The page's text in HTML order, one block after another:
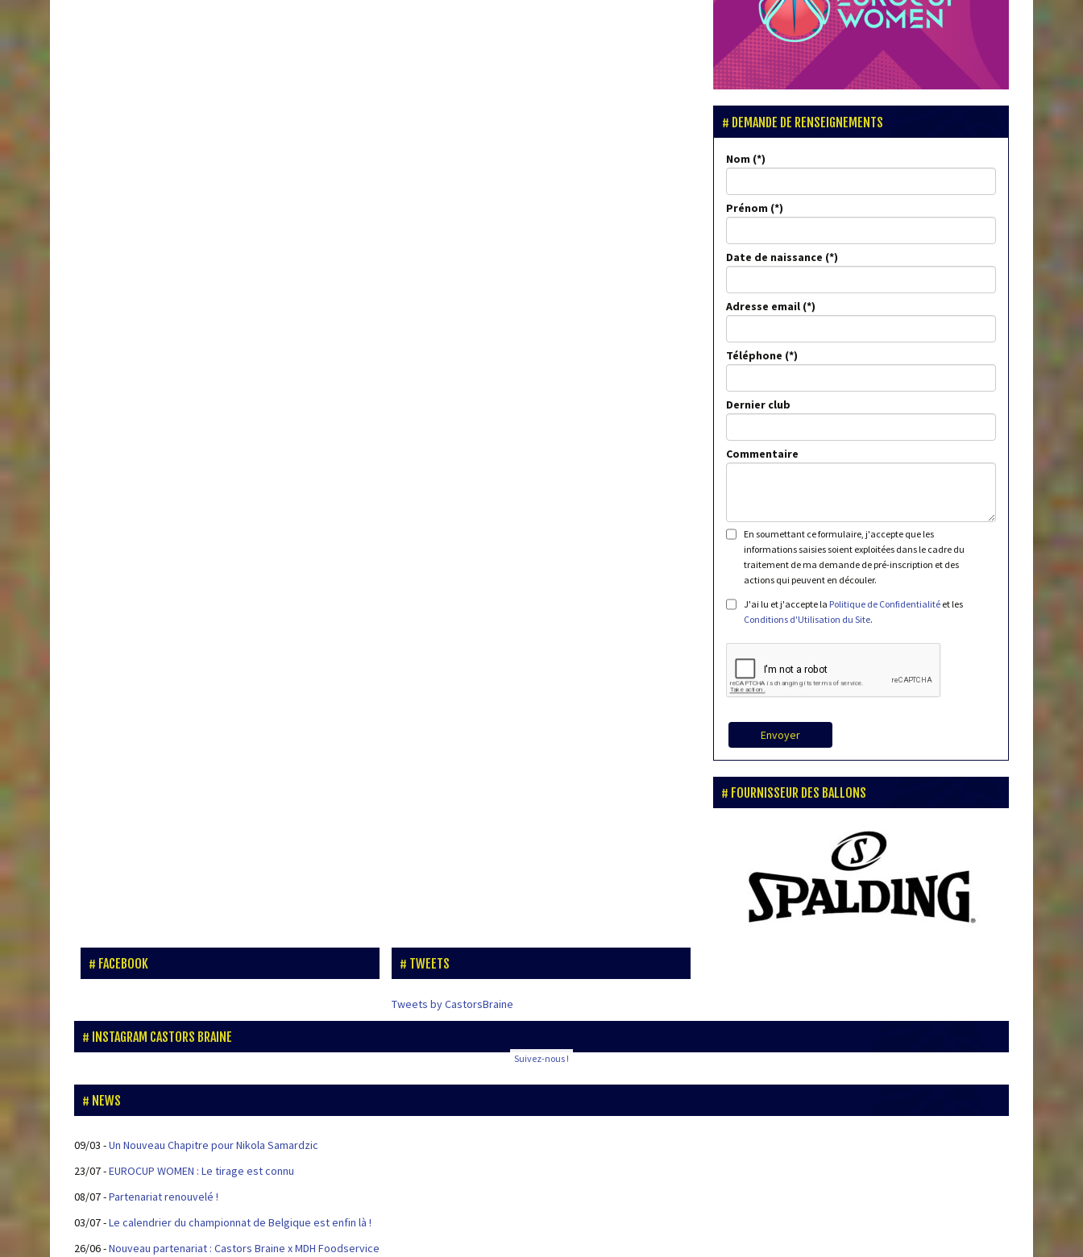
DEMANDE DE RENSEIGNEMENTS
Nom
Prénom
Date de naissance
Adresse email
Téléphone
Dernier club
Commentaire
En soumettant ce formulaire, j'accepte que les
informations saisies soient exploitées dans le cadre du
traitement de ma demande de pré-inscription et des
actions qui peuvent en découler.
J'ai lu et j'accepte la Politique de Confidentialité et les
Conditions d'Utilisation du Site.
Envoyer
FOURNISSEUR DES BALLONS
FACEBOOK TWEETS
Tweets by CastorsBraine
INSTAGRAM CASTORS BRAINE
Suivez-nous !
NEWS
09/03 -Un Nouveau Chapitre pour Nikola Samardzic
23/07-EUROCUP WOMEN : Le tirage est connu
08/07-Partenariat renouvelé !
03/07-Le calendrier du championnat de Belgique est enfin là !
26/06-Nouveau partenariat : Castors Braine x MDH Foodservice